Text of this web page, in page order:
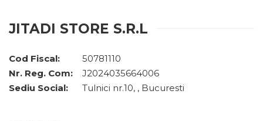
JITADI STORE S.R.L
Cod Fiscal:
50781110
Nr. Reg. Com:
J2024035664006
Sediu Social:
Tulnici nr.10, , Bucuresti